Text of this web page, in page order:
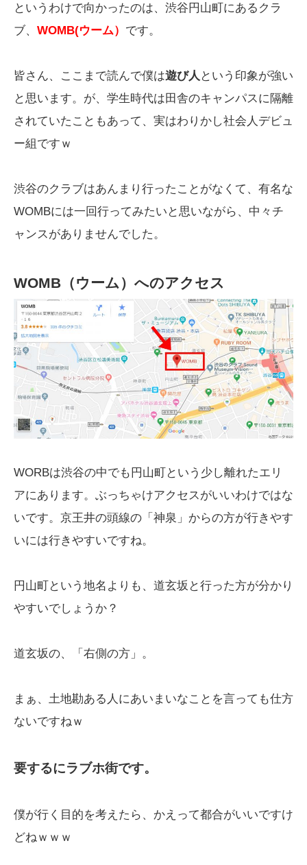
というわけで向かったのは、渋谷円山町にあるクラ
ブ、 WOMB(ウーム） です。
皆さん、ここまで読んで僕は遊び人 という印象が強い
と思います。が、学生時代は田舎のキャンパスに隔離
されていたこともあって、実はわりかし社会人デビュ
ー組ですｗ
渋谷のクラブはあんまり行ったことがなくて、有名な
WOMBには一回行ってみたいと思いながら、中々チ
ャンスがありませんでした。
WOMB（ウーム）へのアクセス
WORBは渋谷の中でも円山町という少し離れたエリ
アにあります。ぶっちゃけアクセスがいいわけではな
いです。京王井の頭線の「神泉」からの方が行きやす
いには行きやすいですね。
円山町という地名よりも、道玄坂と行った方が分かり
やすいでしょうか？
道玄坂の、「右側の方」。
まぁ、土地勘ある人にあいまいなことを言っても仕方
ないですねｗ
要するにラブホ街です。
僕が行く目的を考えたら、かえって都合がいいですけ
どねｗｗｗ